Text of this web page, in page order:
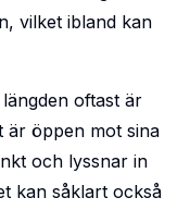
vilket ibland kan
oftast är
är öppen mot sina
och lyssnar in
kan såklart också